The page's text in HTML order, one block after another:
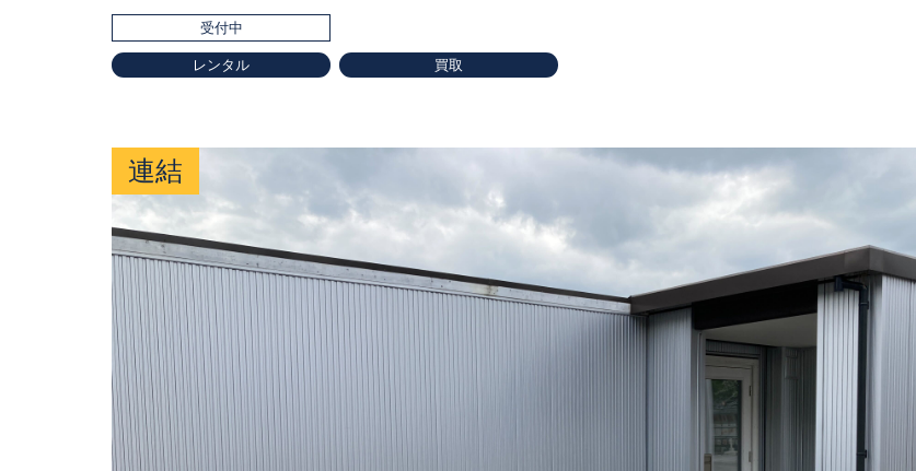
受付中
レンタル 買取
連結